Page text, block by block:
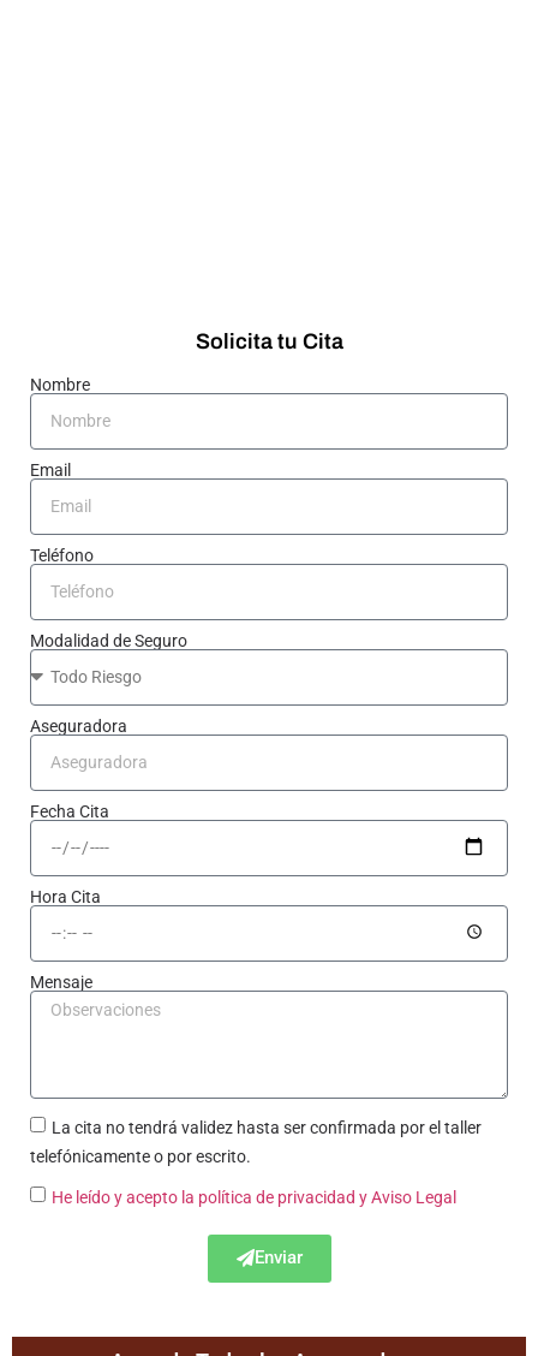
Solicita tu Cita
Nombre
Email
Teléfono
Modalidad de Seguro
Aseguradora
Fecha Cita
Hora Cita
Mensaje
La cita no tendrá validez hasta ser confirmada por el taller
telefónicamente o por escrito.
He leído y acepto la política de privacidad y Aviso Legal
Enviar